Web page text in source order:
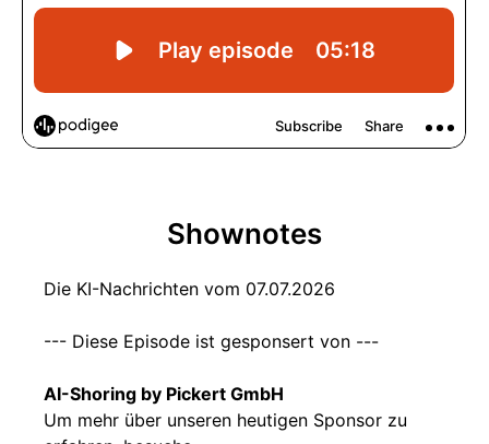
Shownotes
Die KI-Nachrichten vom 07.07.2026
--- Diese Episode ist gesponsert von ---
AI-Shoring by Pickert GmbH
Um mehr über unseren heutigen Sponsor zu